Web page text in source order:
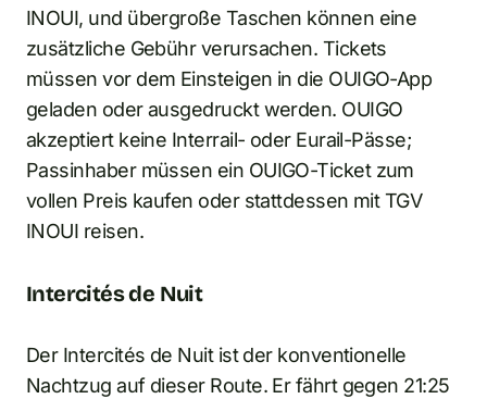
INOUI, und übergroße Taschen können eine
zusätzliche Gebühr verursachen. Tickets
müssen vor dem Einsteigen in die OUIGO-App
geladen oder ausgedruckt werden. OUIGO
akzeptiert keine Interrail- oder Eurail-Pässe;
Passinhaber müssen ein OUIGO-Ticket zum
vollen Preis kaufen oder stattdessen mit TGV
INOUI reisen.
Intercités de Nuit
Der Intercités de Nuit ist der konventionelle
Nachtzug auf dieser Route. Er fährt gegen 21:25